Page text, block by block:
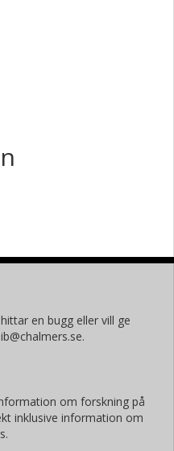
en bugg eller vill ge
om forskning på
inklusive information om